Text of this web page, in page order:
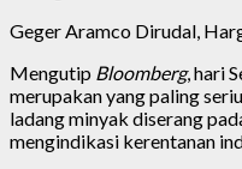
Geger Aramco Dirudal,
Mengutip Bloomberg, hari
merupakan yang paling
ladang minyak diserang
mengindikasi kerentanan